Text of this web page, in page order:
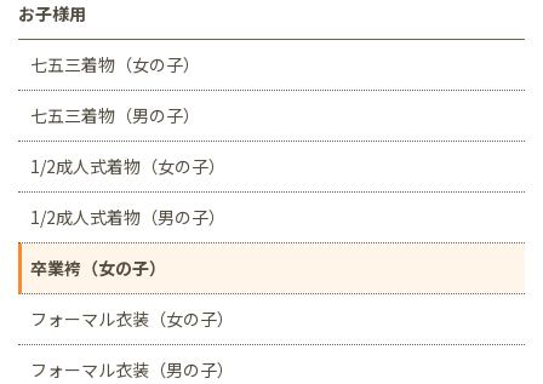
お子様用
七五三着物（女の子）
七五三着物（男の子）
1/2成人式着物（女の子）
1/2成人式着物（男の子）
卒業袴（女の子）
フォーマル衣装（女の子）
フォーマル衣装（男の子）